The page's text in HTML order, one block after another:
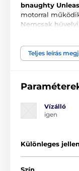
bnaughty
motorral
Nemcsak
5 váltakozó
A tojás hossza:
csendes
sokoldalú
Teljes leírás
Vízálló
igen
Különleges